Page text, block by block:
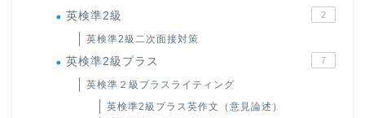
英検準2級 2
英検準2級二次面接対策
英検準2級プラス 7
英検準２級プラスライティング
英検準2級プラス英作文（意見論述）